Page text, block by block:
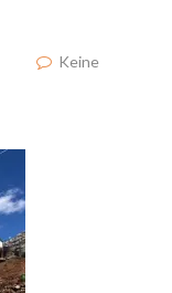
Keine